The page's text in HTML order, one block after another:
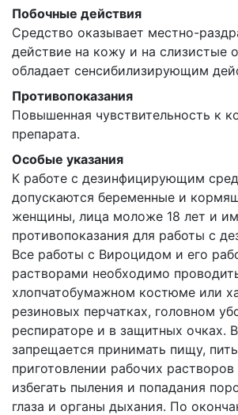
Побочные действия
Средство оказывает местно-
действие на кожу и на слизистые
обладает сенсибилизирующим
Противопоказания
Повышенная чувствительность к
препарата.
Особые указания
К работе с дезинфицирующим
допускаются беременные и
женщины, лица моложе 18 лет и
противопоказания для работы с
Все работы с Вироцидом и его
растворами необходимо
хлопчатобумажном костюме или
резиновых перчатках, головном
респираторе и в защитных очках.
запрещается принимать пищу,
приготовлении рабочих растворов
избегать пыления и попадания
глаза и органы дыхания. По